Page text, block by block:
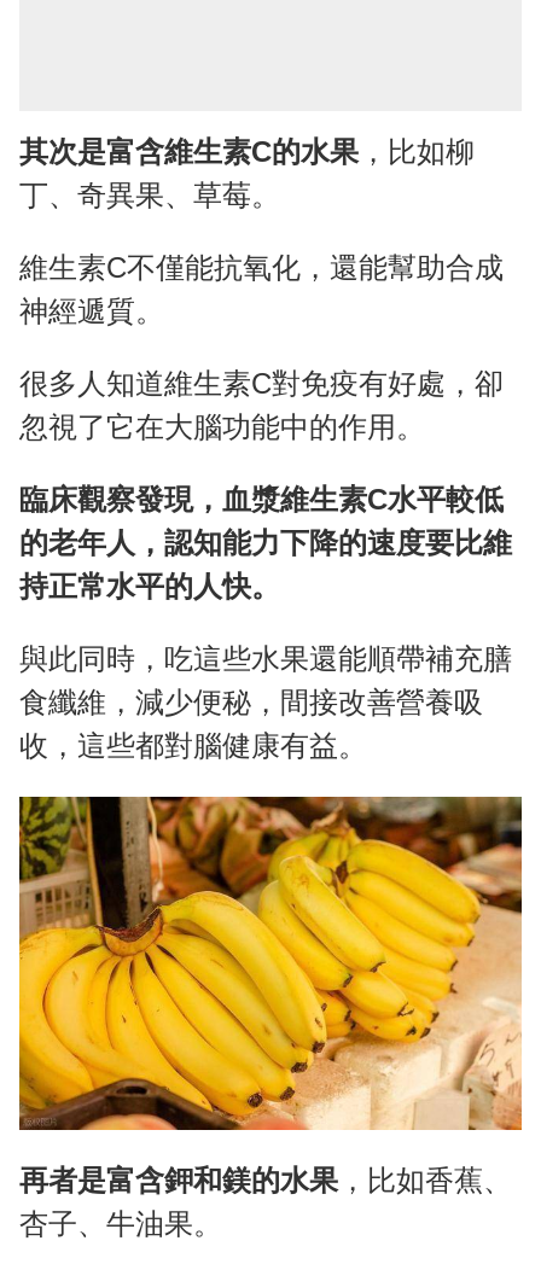
其次是富含維生素C的水果 ，比如柳
丁、奇異果、草莓。
維生素C不僅能抗氧化，還能幫助合成
神經遞質。
很多人知道維生素C對免疫有好處，卻
忽視了它在大腦功能中的作用。
臨床觀察發現，血漿維生素C水平較低
的老年人，認知能力下降的速度要比維
持正常水平的人快。
與此同時，吃這些水果還能順帶補充膳
食纖維，減少便秘，間接改善營養吸
收，這些都對腦健康有益。
再者是富含鉀和鎂的水果 ，比如香蕉、
杏子、牛油果。